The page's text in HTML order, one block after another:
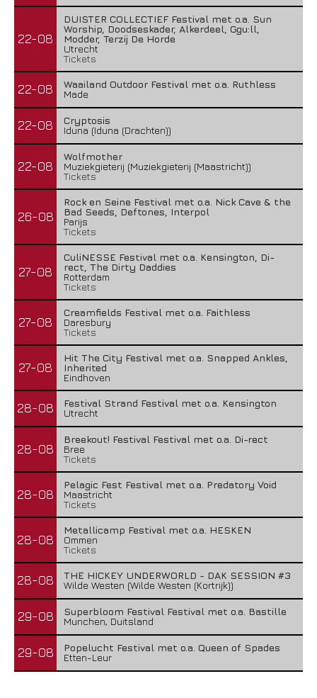
22-08
DUISTER COLLECTIEF Festival met o.a. Sun
Worship, Doodseskader, Alkerdeel, Ggu:ll,
Modder, Terzij De Horde
Utrecht
Tickets
22-08
Waailand Outdoor Festival met o.a. Ruthless
Made
22-08
Cryptosis
Iduna (Iduna (Drachten))
22-08
Wolfmother
Muziekgieterij (Muziekgieterij (Maastricht))
Tickets
26-08
Rock en Seine Festival met o.a. Nick Cave & the
Bad Seeds, Deftones, Interpol
Parijs
Tickets
27-08
CuliNESSE Festival met o.a. Kensington, Di-
rect, The Dirty Daddies
Rotterdam
Tickets
27-08
Creamfields Festival met o.a. Faithless
Daresbury
Tickets
27-08
Hit The City Festival met o.a. Snapped Ankles,
Inherited
Eindhoven
28-08
Festival Strand Festival met o.a. Kensington
Utrecht
28-08
Breekout! Festival Festival met o.a. Di-rect
Bree
Tickets
28-08
Pelagic Fest Festival met o.a. Predatory Void
Maastricht
Tickets
28-08
Metallicamp Festival met o.a. HESKEN
Ommen
Tickets
28-08
THE HICKEY UNDERWORLD - DAK SESSION #3
Wilde Westen (Wilde Westen (Kortrijk))
29-08
Superbloom Festival Festival met o.a. Bastille
Munchen, Duitsland
29-08
Popelucht Festival met o.a. Queen of Spades
Etten-Leur